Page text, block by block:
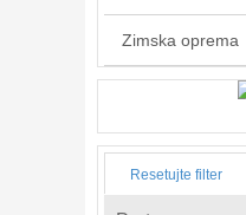
Zimska oprema
Resetujte filter